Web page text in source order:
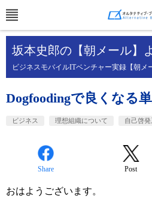
坂本史郎の【朝メール】
ビジネスモバイルITベンチャー実録【朝メ
Dogfoodingで良くなる
ビジネス 理想組織について 自己啓発
Share Post
おはようございます。